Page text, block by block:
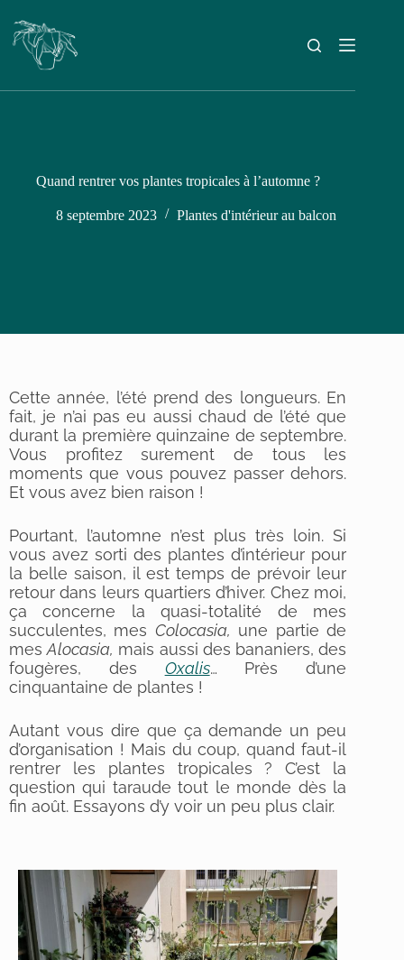
Quand rentrer vos plantes tropicales à l’automne ?
8 septembre 2023 Plantes d'intérieur au balcon
Cette année, l’été prend des longueurs. En
fait, je n’ai pas eu aussi chaud de l’été que
durant la première quinzaine de septembre.
Vous profitez surement de tous les
moments que vous pouvez passer dehors.
Et vous avez bien raison !
Pourtant, l’automne n’est plus très loin. Si
vous avez sorti des plantes d’intérieur pour
la belle saison, il est temps de prévoir leur
retour dans leurs quartiers d’hiver. Chez moi,
ça concerne la quasi-totalité de mes
succulentes, mes Colocasia, une partie de
mesAlocasia, mais aussi des bananiers, des
fougères, des Oxalis… Près d’une
cinquantaine de plantes !
Autant vous dire que ça demande un peu
d’organisation ! Mais du coup, quand faut-il
rentrer les plantes tropicales ? C’est la
question qui taraude tout le monde dès la
fin août. Essayons d’y voir un peu plus clair.